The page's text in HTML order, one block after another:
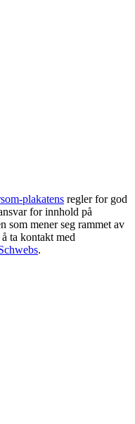
plakatens regler for god
for innhold på
som mener seg rammet av
ta kontakt med
.